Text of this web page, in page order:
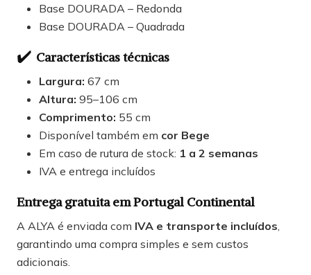
Base DOURADA – Redonda
Base DOURADA – Quadrada
✔️ Características técnicas
Largura: 67 cm
Altura: 95–106 cm
Comprimento: 55 cm
Disponível também em cor Bege
Em caso de rutura de stock: 1 a 2 semanas
IVA e entrega incluídos
Entrega gratuita em Portugal Continental
A ALYA é enviada com IVA e transporte incluídos,
garantindo uma compra simples e sem custos
adicionais.